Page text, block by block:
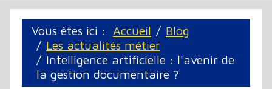
Vous êtes ici : Accueil
Blog
Les actualités métier
Intelligence artificielle : l'avenir de
la gestion documentaire ?